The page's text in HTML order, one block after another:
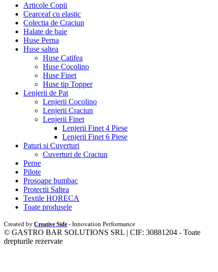
Articole Copii
Cearceaf cu elastic
Colectia de Craciun
Halate de baie
Huse Perna
Huse saltea
Huse Catifea
Huse Cocolino
Huse Finet
Huse tip Topper
Lenjerii de Pat
Lenjerii Cocolino
Lenjerii Craciun
Lenjerii Finet
Lenjerii Finet 4 Piese
Lenjerii Finet 6 Piese
Paturi si Cuverturi
Cuverturi de Craciun
Perne
Pilote
Prosoape bumbac
Protectii Saltea
Textile HORECA
Toate produsele
Created by Creative Side - Innovation Performance
© GASTRO BAR SOLUTIONS SRL | CIF: 30881204 - Toate
drepturile rezervate